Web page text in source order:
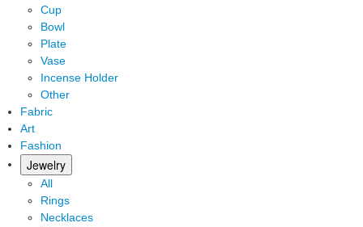
Cup
Bowl
Plate
Vase
Incense Holder
Other
Fabric
Art
Fashion
Jewelry
All
Rings
Necklaces